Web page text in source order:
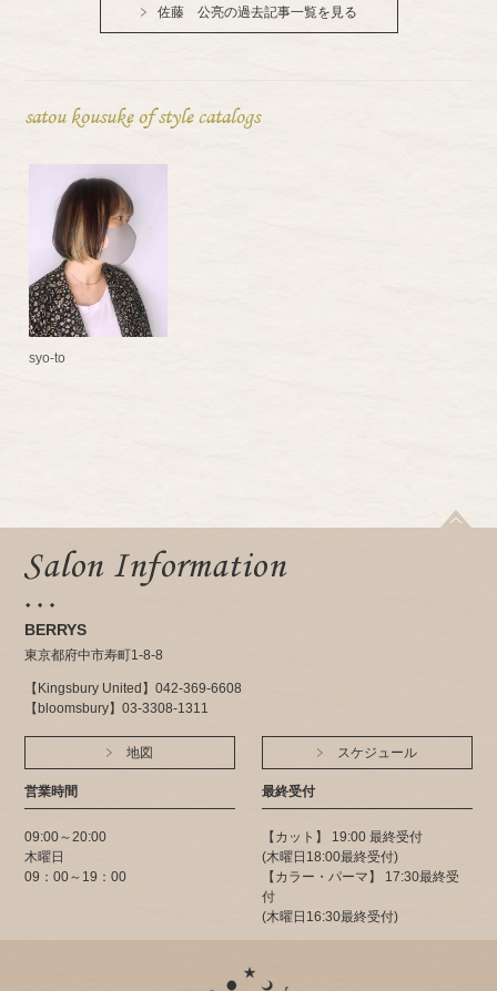
佐藤 公亮の過去記事一覧を見る
satou kousuke of style catalogs
syo-to
BERRYS
東京都府中市寿町1-8-8
【Kingsbury United】042-369-6608
【bloomsbury】03-3308-1311
地図 スケジュール
営業時間
09:00～20:00
木曜日
09：00～19：00
最終受付
【カット】 19:00 最終受付
(木曜日18:00最終受付)
【カラー・パーマ】 17:30最終受
付
(木曜日16:30最終受付)